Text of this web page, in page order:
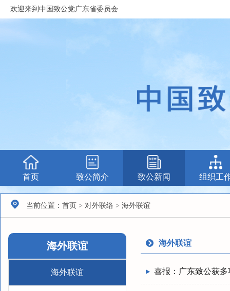
欢迎来到中国致公党广东省委员会
首页 致公简介 致公新闻 组织工
当前位置：首页 > 对外联络 > 海外联谊
海外联谊
海外联谊
海外联谊
喜报：广东致公获